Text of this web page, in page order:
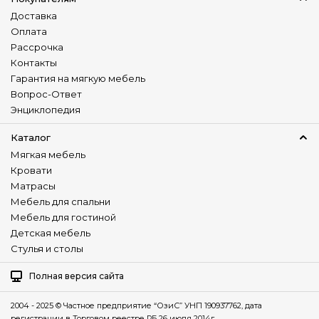
Назначение
В гостиную
Стиль
Современный( Modern)
Молодёжный
Практичный
Подушки в комплекте
Нет
Варианты трансформации
Раскладной
Нераскладной
Регулируемая спинка
Да
Универсальный угол
Нет
шд:1560-2450
-3-местный диван
Доставка
Оплата
Рассрочка
Контакты
Гарантия на мягкую мебель
Вопрос-Ответ
Энциклопедия
Каталог
Мягкая мебель
Кровати
Матрасы
Мебель для спальни
Мебель для гостиной
Детская мебель
Стулья и столы
Полная версия сайта
2004 - 2025 © Частное предприятие “ОзиС” УНП 190937762, дата